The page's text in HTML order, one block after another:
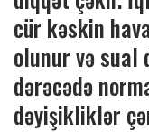
cür kəskin
olunur və sual
dərəcədə
dəyişikliklər